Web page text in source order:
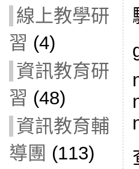
線上教學研
習 (4)
資訊教育研
習 (48)
資訊教育輔
導團 (113)